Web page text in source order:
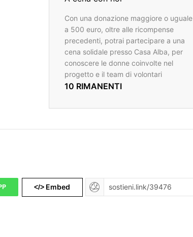
Con una donazione maggiore o uguale
a 500 euro, oltre alle ricompense
precedenti, potrai partecipare a una
cena solidale presso Casa Alba, per
conoscere le donne coinvolte nel
progetto e il team di volontari
10 RIMANENTI
</> Embed